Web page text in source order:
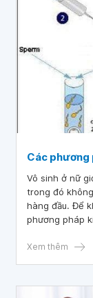
Các phương
Vô sinh ở nữ
trong đó
hàng đầu. Để
phương pháp
Xem thêm